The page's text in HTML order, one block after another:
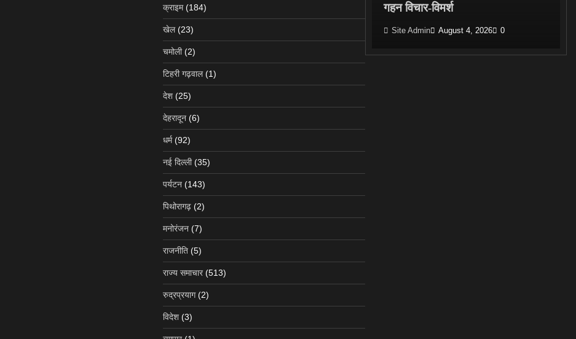
क्राइम(184)
खेल(23)
चमोली(2)
टिहरी गढ़वाल(1)
देश (25)
देहरादून (6)
धर्म(92)
नई दिल्ली(35)
पर्यटन (143)
पिथोरागढ़ (2)
मनोरंजन (7)
राजनीति (5)
राज्य समाचार(513)
रुद्रप्रयाग(2)
विदेश (3)
तीर्थयात्री, रेस्क्यू कर बचाई गई जान
गहन विचार-विमर्श
Site Admin August 4, 2026 0